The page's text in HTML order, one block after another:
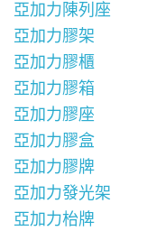
亞加力陳列座
亞加力膠架
亞加力膠櫃
亞加力膠箱
亞加力膠座
亞加力膠盒
亞加力膠牌
亞加力發光架
亞加力枱牌